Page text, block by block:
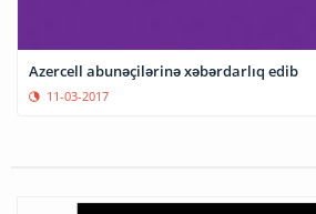
Azercell abunəçilərinə xəbərdarlıq edib
11-03-2017